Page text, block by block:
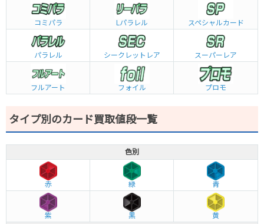
コミパラ L パラレル スペシャルカード
パラレル シークレットレア スーパーレア
フルアート フォイル プロモ
タイプ別のカード買取値段一覧
色別
赤 緑 青
紫 黒
黄